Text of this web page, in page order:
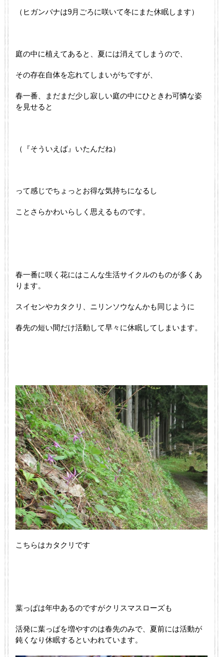
（ヒガンバナは9月ごろに咲いて冬にまた休眠します）
庭の中に植えてあると、夏には消えてしまうので、
その存在自体を忘れてしまいがちですが、
春一番、まだまだ少し寂しい庭の中にひときわ可憐な姿
を見せると
（『そういえば』いたんだね）
って感じでちょっとお得な気持ちになるし
ことさらかわいらしく思えるものです。
春一番に咲く花にはこんな生活サイクルのものが多くあ
ります。
スイセンやカタクリ、ニリンソウなんかも同じように
春先の短い間だけ活動して早々に休眠してしまいます。
こちらはカタクリです
葉っぱは年中あるのですがクリスマスローズも
活発に葉っぱを増やすのは春先のみで、夏前には活動が
鈍くなり休眠するといわれています。